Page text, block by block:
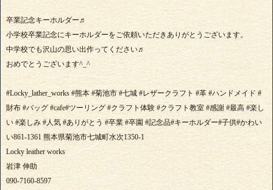
卒業記念キーホルダー♬
小学校卒業記念にキーホルダーをご依頼いただきありがとうございます。
中学校でも沢山の思い出作ってください♬
おめでとうございます^_^
#Locky_lather_works #熊本 #菊池市 #七城 #レザークラフト #革 #ハンドメイド #
財布 #バッグ #cafe#ツーリング #クラフト体験 #クラフト教室 #感謝 #最高 #楽し
い #楽しみ #人気 #ありがとう #卒業 #卒園 #記念品#キーホルダー#子供#かわい
い861-1361 熊本県菊池市七城町水次1350-1
Locky leather works
岩津 伸助
090-7160-8597